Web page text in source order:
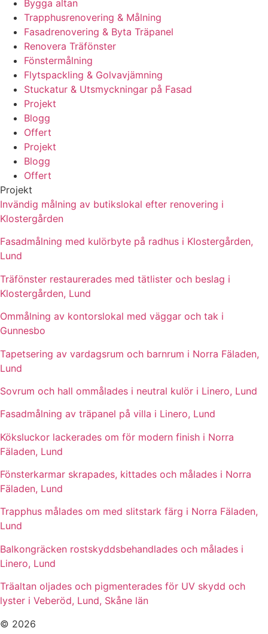
Bygga altan
Trapphusrenovering & Målning
Fasadrenovering & Byta Träpanel
Renovera Träfönster
Fönstermålning
Flytspackling & Golvavjämning
Stuckatur & Utsmyckningar på Fasad
Projekt
Blogg
Offert
Projekt
Blogg
Offert
Projekt
Invändig målning av butikslokal efter renovering i
Klostergården
Fasadmålning med kulörbyte på radhus i Klostergården,
Lund
Träfönster restaurerades med tätlister och beslag i
Klostergården, Lund
Ommålning av kontorslokal med väggar och tak i
Gunnesbo
Tapetsering av vardagsrum och barnrum i Norra Fäladen,
Lund
Sovrum och hall ommålades i neutral kulör i Linero, Lund
Fasadmålning av träpanel på villa i Linero, Lund
Köksluckor lackerades om för modern finish i Norra
Fäladen, Lund
Fönsterkarmar skrapades, kittades och målades i Norra
Fäladen, Lund
Trapphus målades om med slitstark färg i Norra Fäladen,
Lund
Balkongräcken rostskyddsbehandlades och målades i
Linero, Lund
Träaltan oljades och pigmenterades för UV skydd och
lyster i Veberöd, Lund, Skåne län
© 2026